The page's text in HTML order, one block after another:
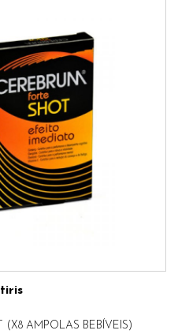
(X8 AMPOLAS BEBÍVEIS)